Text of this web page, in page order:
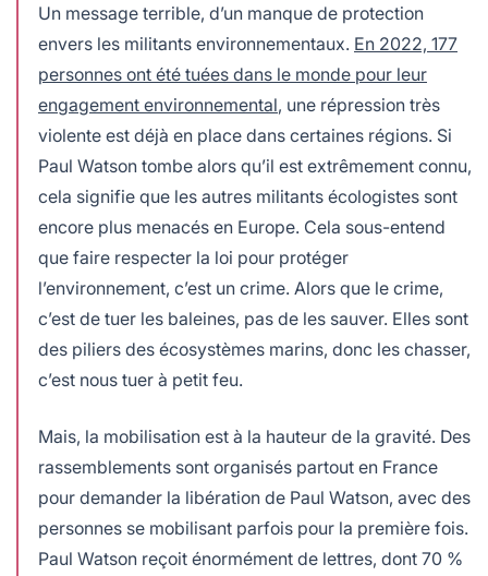
Un message terrible, d’un manque de protection
envers les militants environnementaux. En 2022, 177
personnes ont été tuées dans le monde pour leur
engagement environnemental, une répression très
violente est déjà en place dans certaines régions. Si
Paul Watson tombe alors qu’il est extrêmement connu,
cela signifie que les autres militants écologistes sont
encore plus menacés en Europe. Cela sous-entend
que faire respecter la loi pour protéger
l’environnement, c’est un crime. Alors que le crime,
c’est de tuer les baleines, pas de les sauver. Elles sont
des piliers des écosystèmes marins, donc les chasser,
c’est nous tuer à petit feu.
Mais, la mobilisation est à la hauteur de la gravité. Des
rassemblements sont organisés partout en France
pour demander la libération de Paul Watson, avec des
personnes se mobilisant parfois pour la première fois.
Paul Watson reçoit énormément de lettres, dont 70 %